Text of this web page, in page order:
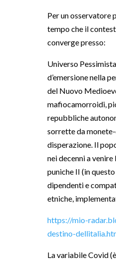
Per un osservatore
tempo che il
converge presso:
Universo
d’emersione nella
del Nuovo
mafiocamorroidi,
repubbliche
sorrette da
disperazione. Il
nei decenni a venire
puniche II (in
dipendenti e
etniche,
https://mio-
destino-
La variabile Covid